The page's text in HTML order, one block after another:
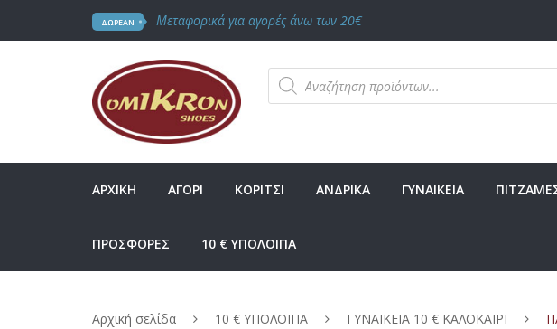
ΔΩΡΕΑΝ Μεταφορικά για αγορές άνω των 20€
Products
search
ΑΡΧΙΚΗ ΑΓΟΡΙ ΚΟΡΙΤΣΙ ΑΝΔΡΙΚΑ ΓΥΝΑΙΚΕΙΑ
ΠΡΟΣΦΟΡΕΣ 10 € ΥΠΟΛΟΙΠΑ
Αρχική σελίδα 10 € ΥΠΟΛΟΙΠΑ ΓΥΝΑΙΚΕΙΑ 10 € ΚΑΛΟΚΑΙΡΙ